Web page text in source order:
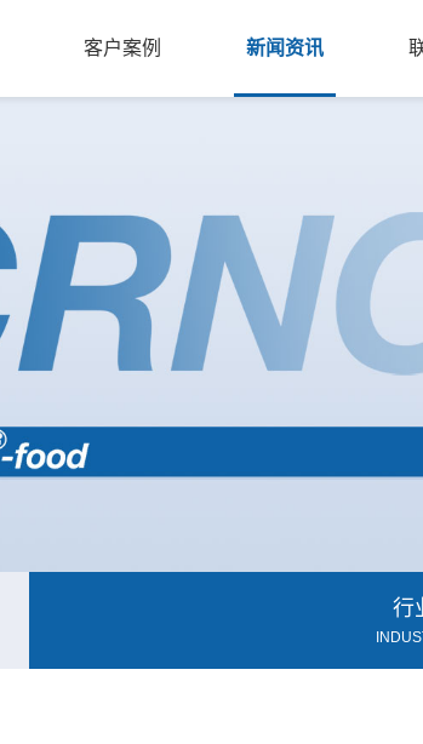
客户案例 新闻资讯
行